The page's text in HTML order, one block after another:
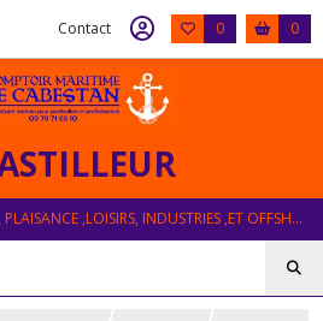
Contact 0 0
EQUIPEMENT BATEAU , PÊCHE , PLAISANCE ,LOISIRS, INDUSTRIES ,ET OFFSHORE